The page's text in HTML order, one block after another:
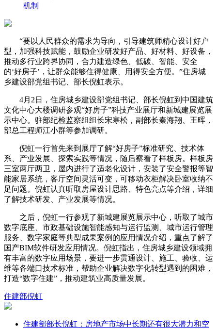
机制
“要以人民群众的需求为导向，引导建筑师精心设计好户
型，加强科技赋能，鼓励企业研发好产品、好材料、好设备，
推动多行业跨界协同，合力建造绿色、低碳、智能、安全
的‘好房子’，让群众能够住得健康、用得安全方便。”住房城
乡建设部党组书记、部长倪虹表示。
4月2日，住房城乡建设部党组书记、部长倪虹到中国建筑
文化中心大楼调研参观“好房子”科技产业展厅和新城建展览展
示中心。驻部纪检监察组组长宋寒松，副部长秦海翔、王晖，
部总工程师江小群等参加调研。
倪虹一行首先来到展厅了解“好房子”标准研究、技术体
系、产业发展、探索实践等情况，随后察看了样板房。样板房
三室两厅两卫，屋内进行了适老化设计，安装了安全警报等智
能家居系统，客厅空间灵活可变，可移动衣柜解决卧室收纳不
足问题。倪虹认真听取房屋设计思路、特色亮点等介绍，详细
了解技术研发、产业发展等情况。
之后，倪虹一行参观了新城建展览展示中心，听取了城市
数字底座、市政基础设施智能感知与运行监测、城市运行管理
服务、数字家庭等典型成果案例的应用情况介绍，重点了解了
国产BIM软件研发应用情况。倪虹指出，住房城乡建设领域拥
有丰富的数字应用场景，要进一步贯通设计、施工、验收、运
维等各端口技术标准，帮助企业解决数字化转型遇到的困难，
打造“数字住建”，推动建筑业高质量发展。
住建部倪虹
住建部部长倪虹：房地产市场中长期还有很大潜力和空